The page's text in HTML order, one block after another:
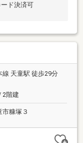
ド決済可
線 天童駅 徒歩29分
2階建
市糠塚３